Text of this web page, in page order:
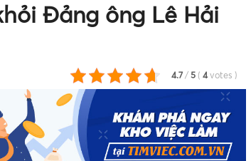
Đảng ông Lê Hải
4.7 / 5 ( 4 votes )